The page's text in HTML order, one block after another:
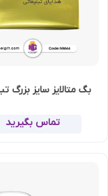
بگ متالایز سایز بزرگ
تماس بگیرید